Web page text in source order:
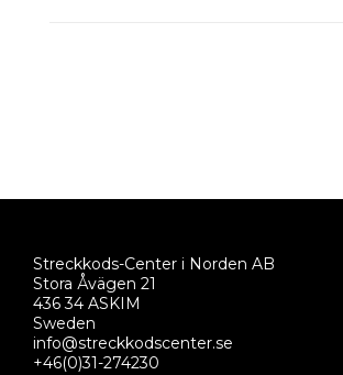
Streckkods-Center i Norden AB
Stora Åvägen 21
436 34 ASKIM
Sweden
info@streckkodscenter.se
+46(0)31-274230